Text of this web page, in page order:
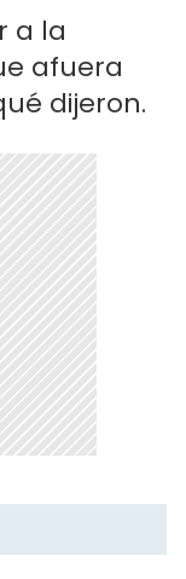
a la
afuera
dijeron.